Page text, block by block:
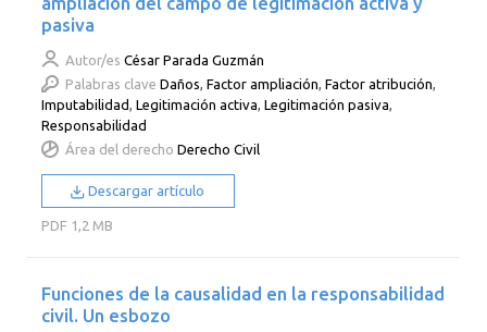
pasiva
Autor/es César Parada Guzmán
Palabras clave Daños,Factor ampliación,Factor atribución,
Imputabilidad,Legitimación activa,Legitimación pasiva,
Responsabilidad
Área del derecho Derecho Civil
Descargar artículo
PDF 1,2 MB
Funciones de la causalidad en la responsabilidad
civil. Un esbozo